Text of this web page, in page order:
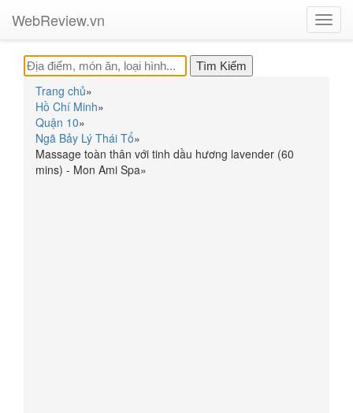
WebReview.vn
Trang chủ»
Hồ Chí Minh»
Quận 10»
Ngã Bảy Lý Thái Tổ»
Massage toàn thân với tinh dầu hương lavender (60
mins) - Mon Ami Spa»